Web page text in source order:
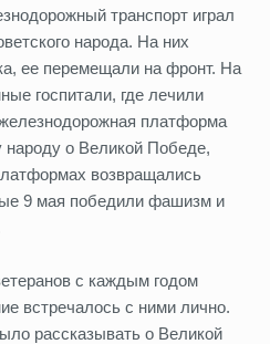
транспорт играл
народа. На них
ее перемещали на фронт. На
госпитали, где лечили
платформа
народу о Великой Победе,
возвращались
9 мая победили фашизм и
с каждым годом
встречалось с ними лично.
рассказывать о Великой